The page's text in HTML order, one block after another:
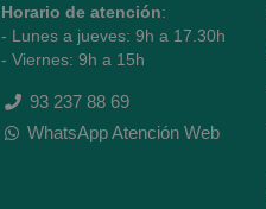
Horario de atención:
- Lunes a jueves: 9h a 17.30h
- Viernes: 9h a 15h
93 237 88 69
WhatsApp Atención Web